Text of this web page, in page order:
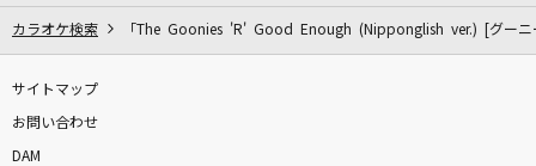
カラオケ検索 「The Goonies 'R' Good Enough (Nipponglish ver.) [グーニ
サイトマップ
お問い合わせ
DAM